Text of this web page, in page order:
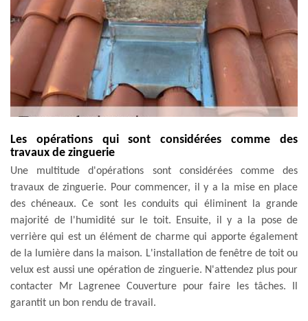
Les opérations qui sont considérées comme des
travaux de zinguerie
Une multitude d'opérations sont considérées comme des
travaux de zinguerie. Pour commencer, il y a la mise en place
des chéneaux. Ce sont les conduits qui éliminent la grande
majorité de l'humidité sur le toit. Ensuite, il y a la pose de
verrière qui est un élément de charme qui apporte également
de la lumière dans la maison. L'installation de fenêtre de toit ou
velux est aussi une opération de zinguerie. N'attendez plus pour
contacter Mr Lagrenee Couverture pour faire les tâches. Il
garantit un bon rendu de travail.